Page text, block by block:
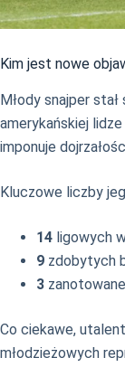
Kim jest nowe
Młody snajper
amerykańskiej
imponuje
Kluczowe liczby
14 ligowych
9 zdobytych
3
Co ciekawe,
młodzieżowych